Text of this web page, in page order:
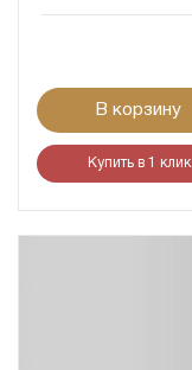
В корзину
Купить в 1 клик